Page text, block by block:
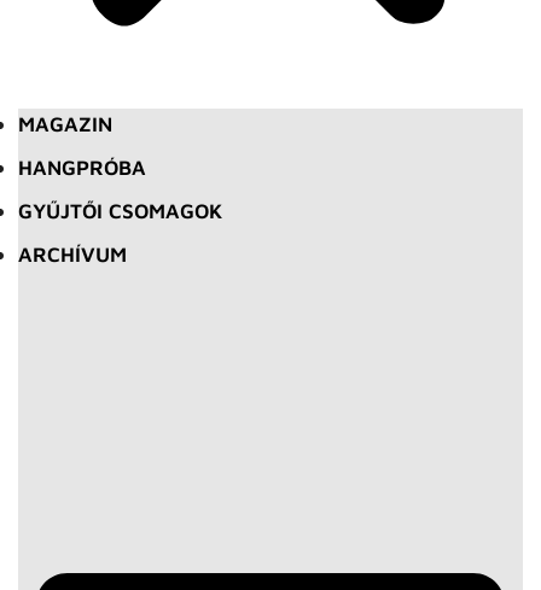
MAGAZIN
HANGPRÓBA
GYŰJTŐI CSOMAGOK
ARCHÍVUM